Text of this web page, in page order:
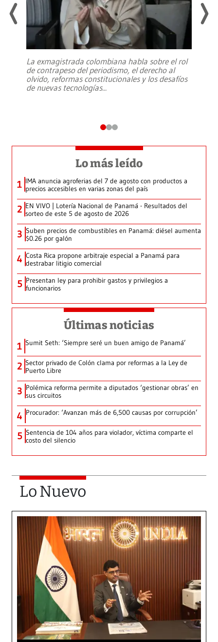
La exmagistrada colombiana habla sobre el rol
de contrapeso del periodismo, el derecho al
olvido, reformas constitucionales y los desafíos
de nuevas tecnologías...
Lo más leído
1 IMA anuncia agroferias del 7 de agosto con productos a
precios accesibles en varias zonas del país
2 EN VIVO | Lotería Nacional de Panamá - Resultados del
sorteo de este 5 de agosto de 2026
3 Suben precios de combustibles en Panamá: diésel aumenta
$0.26 por galón
4 Costa Rica propone arbitraje especial a Panamá para
destrabar litigio comercial
5 Presentan ley para prohibir gastos y privilegios a
funcionarios
Últimas noticias
1 Sumit Seth: ‘Siempre seré un buen amigo de Panamá’
2 Sector privado de Colón clama por reformas a la Ley de
Puerto Libre
3 Polémica reforma permite a diputados ‘gestionar obras’ en
sus circuitos
4 Procurador: ‘Avanzan más de 6,500 causas por corrupción’
5 Sentencia de 104 años para violador, víctima comparte el
costo del silencio
Lo Nuevo